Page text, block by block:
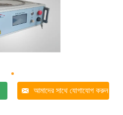
আমাদের সাথে যোগাযোগ করুন